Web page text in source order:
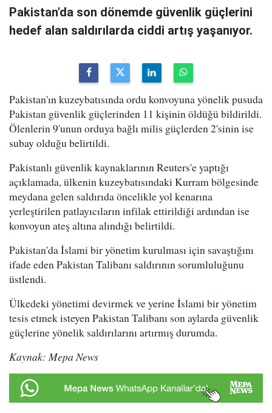
Pakistan'da son dönemde güvenlik güçlerini
hedef alan saldırılarda ciddi artış yaşanıyor.
Pakistan'ın kuzeybatısında ordu konvoyuna yönelik pusuda
Pakistan güvenlik güçlerinden 11 kişinin öldüğü bildirildi.
Ölenlerin 9'unun orduya bağlı milis güçlerden 2'sinin ise
subay olduğu belirtildi.
Pakistanlı güvenlik kaynaklarının Reuters'e yaptığı
açıklamada, ülkenin kuzeybatısındaki Kurram bölgesinde
meydana gelen saldırıda öncelikle yol kenarına
yerleştirilen patlayıcıların infilak ettirildiği ardından ise
konvoyun ateş altına alındığı belirtildi.
Pakistan'da İslami bir yönetim kurulması için savaştığını
ifade eden Pakistan Talibanı saldırının sorumluluğunu
üstlendi.
Ülkedeki yönetimi devirmek ve yerine İslami bir yönetim
tesis etmek isteyen Pakistan Talibanı son aylarda güvenlik
güçlerine yönelik saldırılarını artırmış durumda.
Kaynak: Mepa News